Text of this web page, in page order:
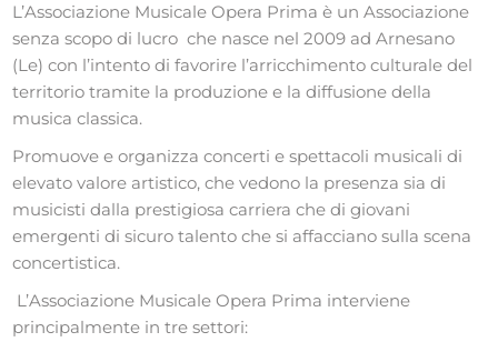
L’Associazione Musicale Opera Prima è un Associazione
senza scopo di lucro che nasce nel 2009 ad Arnesano
(Le) con l’intento di favorire l’arricchimento culturale del
territorio tramite la produzione e la diffusione della
musica classica.
Promuove e organizza concerti e spettacoli musicali di
elevato valore artistico, che vedono la presenza sia di
musicisti dalla prestigiosa carriera che di giovani
emergenti di sicuro talento che si affacciano sulla scena
concertistica.
L’Associazione Musicale Opera Prima interviene
principalmente in tre settori: